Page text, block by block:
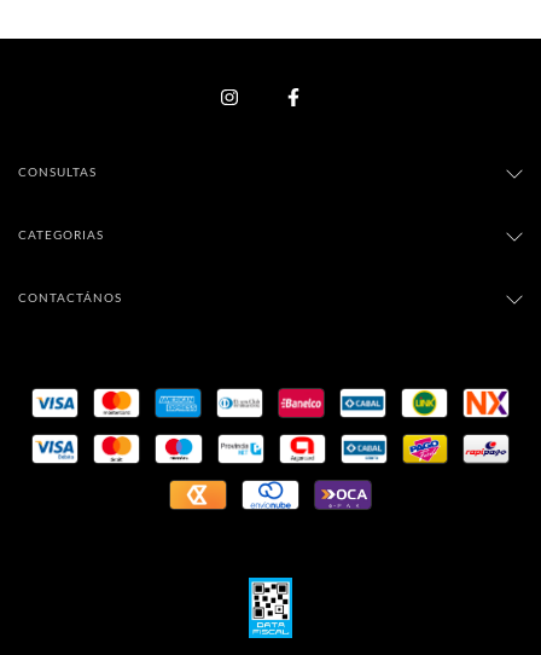
CONSULTAS
CATEGORIAS
CONTACTÁNOS